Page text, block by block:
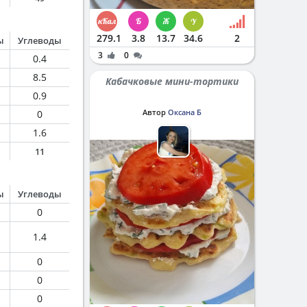
Углеводы
0.4
8.5
0.9
0
1.6
11
Углеводы
0
1.4
0
0
0
279.1 3.8 13.7 34.6 2
3 0
Кабачковые мини-тортики
Автор Оксана Б